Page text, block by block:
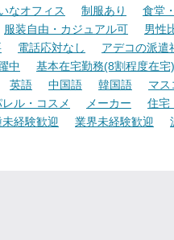
なオフィス 制服あり
食堂
服装自由・カジュアル可
男性
電話応対なし
アデコの派遣
中 基本在宅勤務(8割程度在宅)
英語 中国語 韓国語
マス
レル・コスメ メーカー
住宅
経験歓迎 業界未経験歓迎